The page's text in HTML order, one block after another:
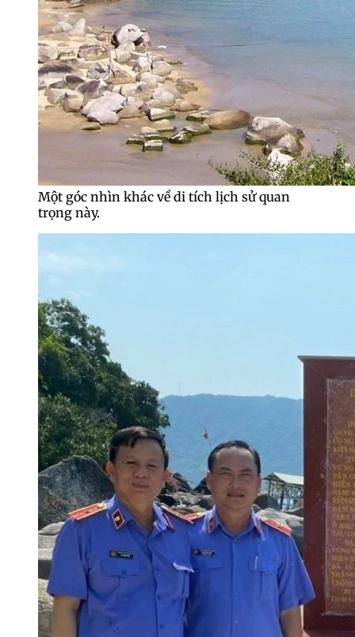
Một góc nhìn khác về di tích lịch sử quan
trọng này.